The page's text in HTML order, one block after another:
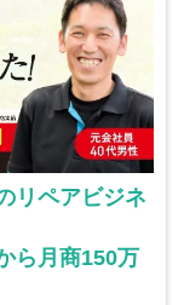
リペアビジネ
ら月商150万